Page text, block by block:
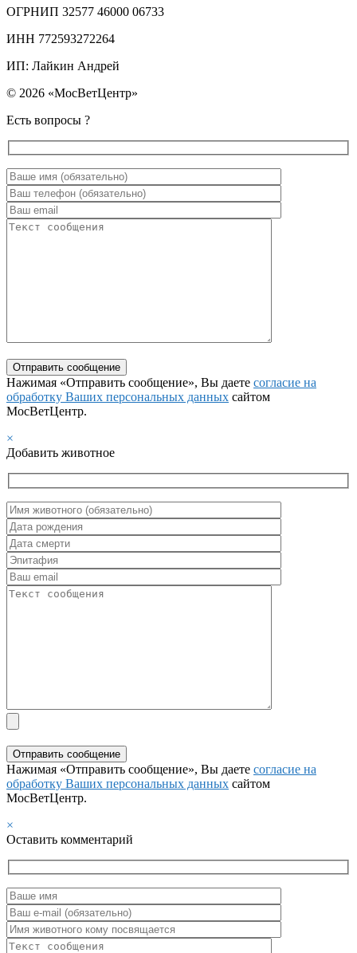
ОГРНИП 32577 46000 06733
ИНН 772593272264
ИП: Лайкин Андрей
© 2026 «МосВетЦентр»
Есть вопросы ?
Нажимая «Отправить сообщение», Вы даете согласие на
обработку Ваших персональных данных сайтом
МосВетЦентр.
×
Добавить животное
Нажимая «Отправить сообщение», Вы даете согласие на
обработку Ваших персональных данных сайтом
МосВетЦентр.
×
Оставить комментарий